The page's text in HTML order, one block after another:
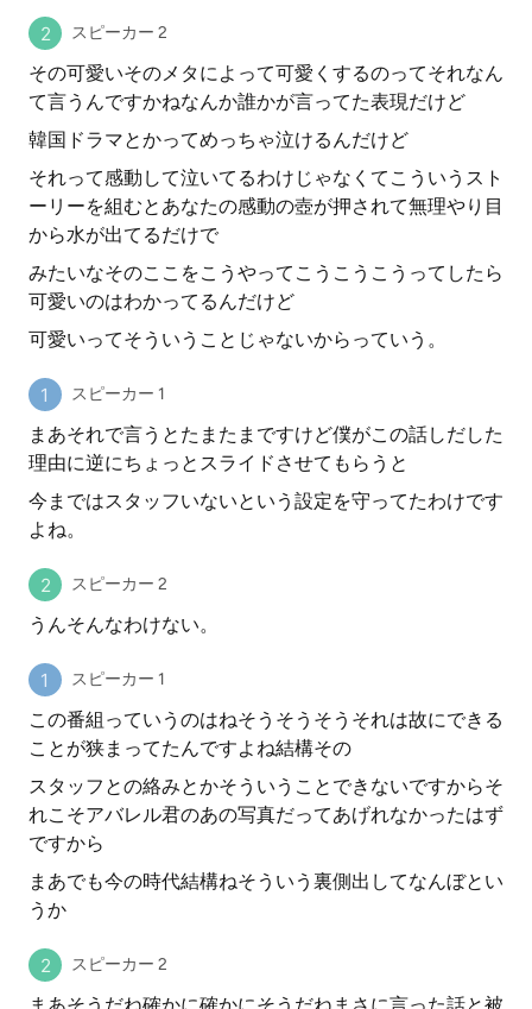
スピーカー 2
その可愛いそのメタによって可愛くするのってそれなん
て言うんですかねなんか誰かが言ってた表現だけど
韓国ドラマとかってめっちゃ泣けるんだけど
それって感動して泣いてるわけじゃなくてこういうスト
ーリーを組むとあなたの感動の壺が押されて無理やり目
から水が出てるだけで
みたいなそのここをこうやってこうこうこうってしたら
可愛いのはわかってるんだけど
可愛いってそういうことじゃないからっていう。
スピーカー 1
まあそれで言うとたまたまですけど僕がこの話しだした
理由に逆にちょっとスライドさせてもらうと
今まではスタッフいないという設定を守ってたわけです
よね。
スピーカー 2
うんそんなわけない。
スピーカー 1
この番組っていうのはねそうそうそうそれは故にできる
ことが狭まってたんですよね結構その
スタッフとの絡みとかそういうことできないですからそ
れこそアバレル君のあの写真だってあげれなかったはず
ですから
まあでも今の時代結構ねそういう裏側出してなんぼとい
うか
スピーカー 2